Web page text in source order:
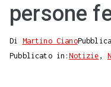
persone
Di Martino Ciano
Pubblicato in:Notizie ,